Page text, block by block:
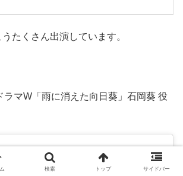
たくさん出演しています。
ラマW「雨に消えた向日葵」石岡葵 役
検索 トップ サイドバー